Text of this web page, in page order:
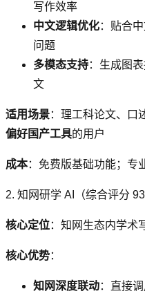
写作效率
中文逻辑优化：贴合
问题
多模态支持：生成图
文
适用场景：理工科论文、口
偏好国产工具的用户
成本：免费版基础功能；专
2. 知网研学 AI（综合评分 93
核心定位：知网生态内学术
核心优势：
知网深度联动：直接